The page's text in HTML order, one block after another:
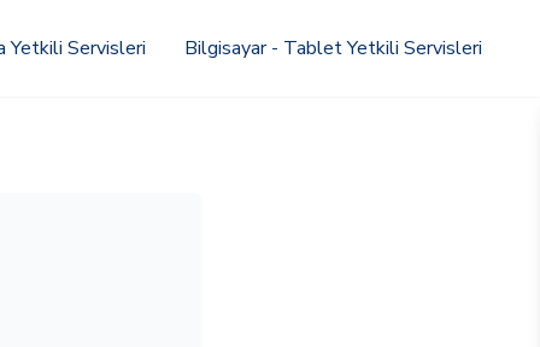
Yetkili Servisleri Bilgisayar - Tablet Yetkili Servisleri